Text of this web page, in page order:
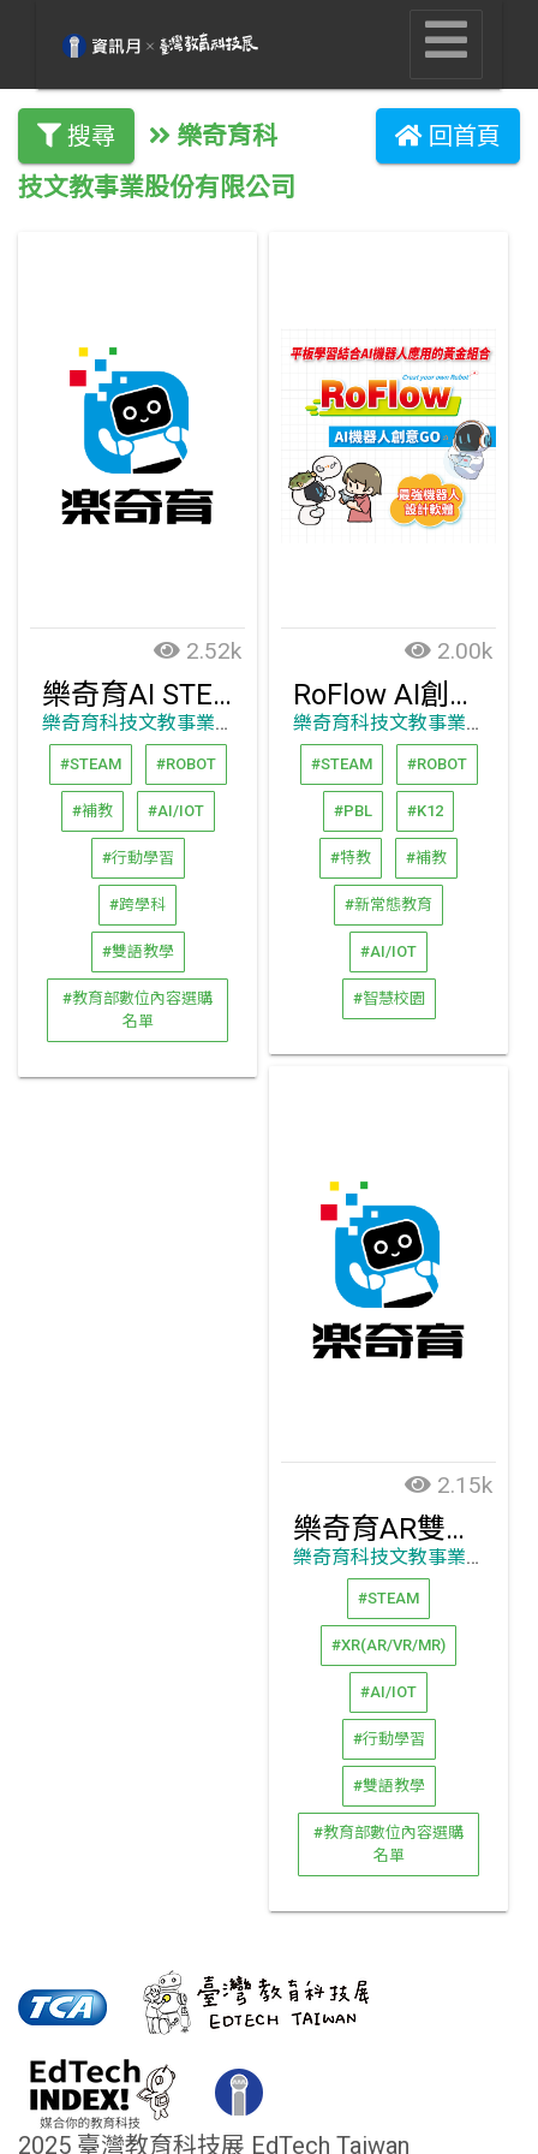
搜尋
樂奇育科
技文教事業股份有限公司
回首頁
2.52k
樂奇育AI STEAM
樂奇育科技文教事業股份有限公司
#STEAM #ROBOT
#補教 #AI/IOT
#行動學習
#跨學科
#雙語教學
#教育部數位內容選購
名單
2.00k
RoFlow AI創意GO
樂奇育科技文教事業股份有限公司
#STEAM #ROBOT
#PBL #K12
#特教 #補教
#新常態教育
#AI/IOT
#智慧校園
2.15k
樂奇育AR雙語互動學習系統
樂奇育科技文教事業股份有限公司
#STEAM
#XR(AR/VR/MR)
#AI/IOT
#行動學習
#雙語教學
#教育部數位內容選購
名單
2025 臺灣教育科技展 EdTech Taiwan